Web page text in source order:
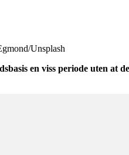
Unsplash
en viss periode uten at